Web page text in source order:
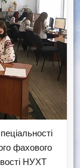
фахового
НУХТ